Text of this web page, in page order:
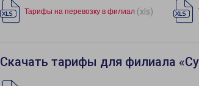
Тарифы на перевозку в филиал (xls)
Скачать тарифы для филиала